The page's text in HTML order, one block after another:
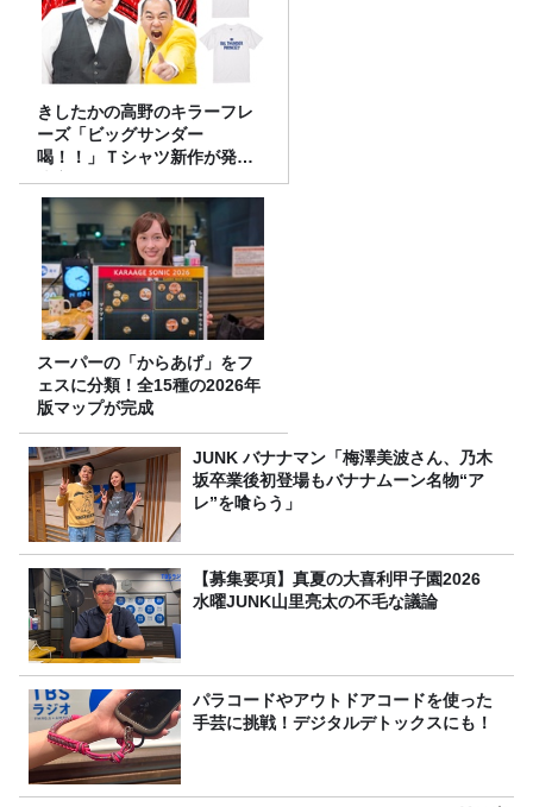
きしたかの高野のキラーフレ
ーズ「ビッグサンダー
喝！！」Ｔシャツ新作が発売
決定！
スーパーの「からあげ」をフ
ェスに分類！全15種の2026年
版マップが完成
JUNK バナナマン「梅澤美波さん、乃木
坂卒業後初登場もバナナムーン名物“ア
レ”を喰らう」
【募集要項】真夏の大喜利甲子園2026
水曜JUNK山里亮太の不毛な議論
パラコードやアウトドアコードを使った
手芸に挑戦！デジタルデトックスにも！